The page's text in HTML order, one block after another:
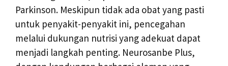
Parkinson. Meskipun tidak ada obat yang pasti
untuk penyakit-penyakit ini, pencegahan
melalui dukungan nutrisi yang adekuat dapat
menjadi langkah penting. Neurosanbe Plus,